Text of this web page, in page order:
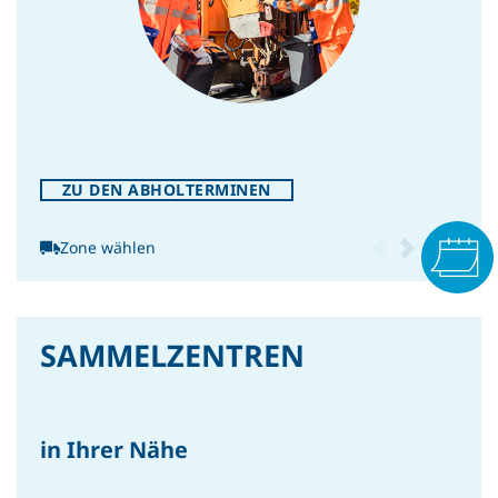
Drama!
INTERN
ZU DEN ABHOLTERMINEN
Zone wählen
SAMMELZENTREN
in Ihrer Nähe